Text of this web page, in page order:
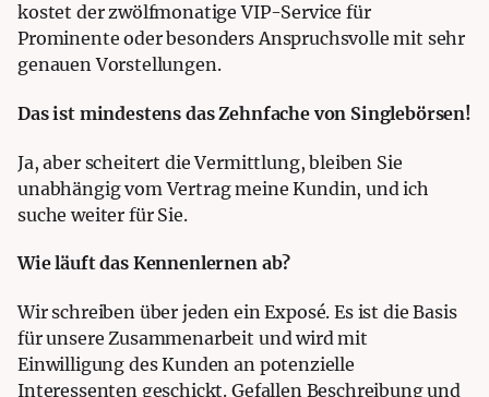
kostet der zwölfmonatige VIP-Service für
Prominente oder besonders Anspruchsvolle mit sehr
genauen Vorstellungen.
Das ist mindestens das Zehnfache von Singlebörsen!
Ja, aber scheitert die Vermittlung, bleiben Sie
unabhängig vom Vertrag meine Kundin, und ich
suche weiter für Sie.
Wie läuft das Kennenlernen ab?
Wir schreiben über jeden ein Exposé. Es ist die Basis
für unsere Zusammenarbeit und wird mit
Einwilligung des Kunden an potenzielle
Interessenten geschickt. Gefallen Beschreibung und